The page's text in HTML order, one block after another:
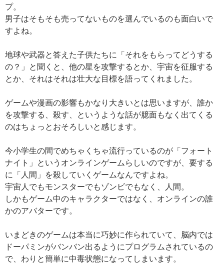
プ。
男子はそもそも売ってないものを選んでいるのも面白いで
すよね。
地球や武器と答えた子供たちに「それをもらってどうする
の？」と聞くと、他の星を攻撃するとか、宇宙を征服する
とか、それはそれは壮大な目標を語ってくれました。
ゲームや漫画の影響もかなり大きいとは思いますが、誰か
を攻撃する、殺す、というような話が臆面もなく出てくる
のはちょっとおそろしいと感じます。
今小学生の間でめちゃくちゃ流行っているのが「フォート
ナイト」というオンラインゲームらしいのですが、要する
に「人間」を殺していくゲームなんですよね。
宇宙人でもモンスターでもゾンビでもなく、人間。
しかもゲーム中のキャラクターではなく、オンラインの誰
かのアバターです。
いまどきのゲームは本当に巧妙に作られていて、脳内では
ドーパミンがバンバン出るようにプログラムされているの
で、わりと簡単に中毒状態になってしまいます。